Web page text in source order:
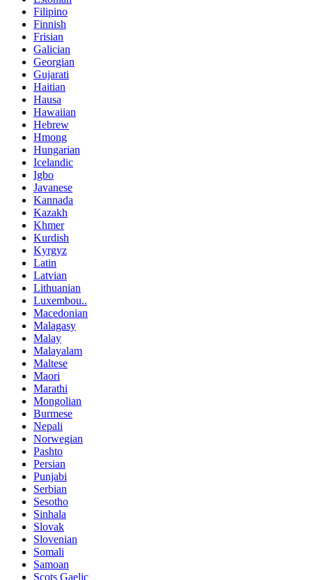
Filipino
Finnish
Frisian
Galician
Georgian
Gujarati
Haitian
Hausa
Hawaiian
Hebrew
Hmong
Hungarian
Icelandic
Igbo
Javanese
Kannada
Kazakh
Khmer
Kurdish
Kyrgyz
Latin
Latvian
Lithuanian
Luxembou..
Macedonian
Malagasy
Malay
Malayalam
Maltese
Maori
Marathi
Mongolian
Burmese
Nepali
Norwegian
Pashto
Persian
Punjabi
Serbian
Sesotho
Sinhala
Slovak
Slovenian
Somali
Samoan
Scots Gaelic